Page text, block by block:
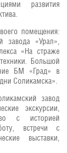
развития
помещения:
завода «Урал»,
«На страже
Большой
БМ «Град» в
Соликамска».
завод
экскурсии,
с историей
встречи с
выставки,